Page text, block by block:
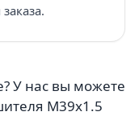
У нас вы можете
M39x1.5